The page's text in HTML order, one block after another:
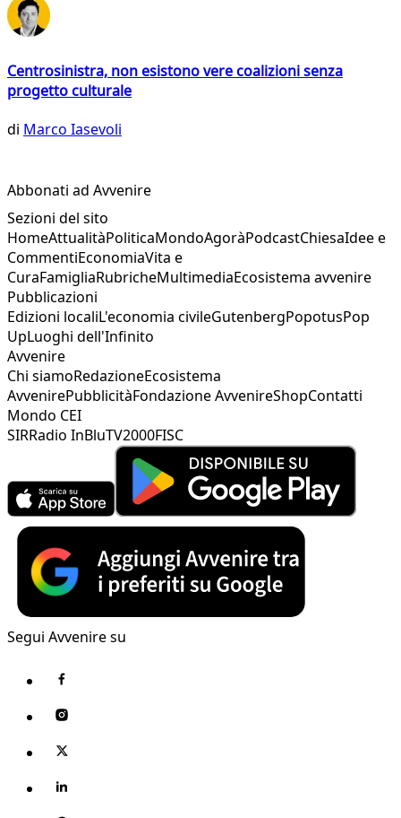
Centrosinistra, non esistono vere coalizioni senza
progetto culturale
di Marco Iasevoli
Abbonati ad Avvenire
Sezioni del sito
HomeAttualitàPoliticaMondoAgoràPodcastChiesaIdee e
CommentiEconomiaVita e
CuraFamigliaRubricheMultimediaEcosistema avvenire
Pubblicazioni
Edizioni localiL'economia civileGutenbergPopotusPop
UpLuoghi dell'Infinito
Avvenire
Chi siamoRedazioneEcosistema
AvvenirePubblicitàFondazione AvvenireShopContatti
Mondo CEI
SIRRadio InBluTV2000FISC
Segui Avvenire su